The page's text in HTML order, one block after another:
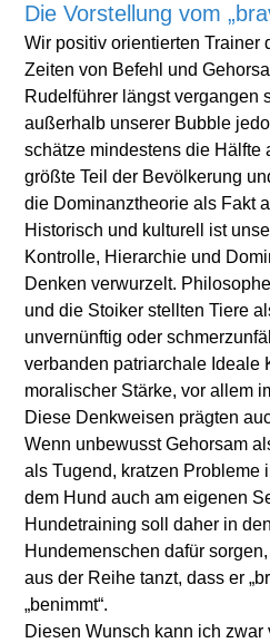
Die Vorstellung vom
Wir positiv orientierten Trainer
Zeiten von Befehl und
Rudelführer längst vergangen
außerhalb unserer Bubble
schätze mindestens die Hälfte
größte Teil der Bevölkerung
die Dominanztheorie als Fakt
Historisch und kulturell ist
Kontrolle, Hierarchie und
Denken verwurzelt.
und die Stoiker stellten Tiere
unvernünftig oder
verbanden patriarchale Ideale
moralischer Stärke, vor allem
Diese Denkweisen prägten
Wenn unbewusst Gehorsam
als Tugend, kratzen Probleme
dem Hund auch am eigenen
Hundetraining soll daher in
Hundemenschen dafür
aus der Reihe tanzt, dass er
„benimmt“.
Diesen Wunsch kann ich zwar